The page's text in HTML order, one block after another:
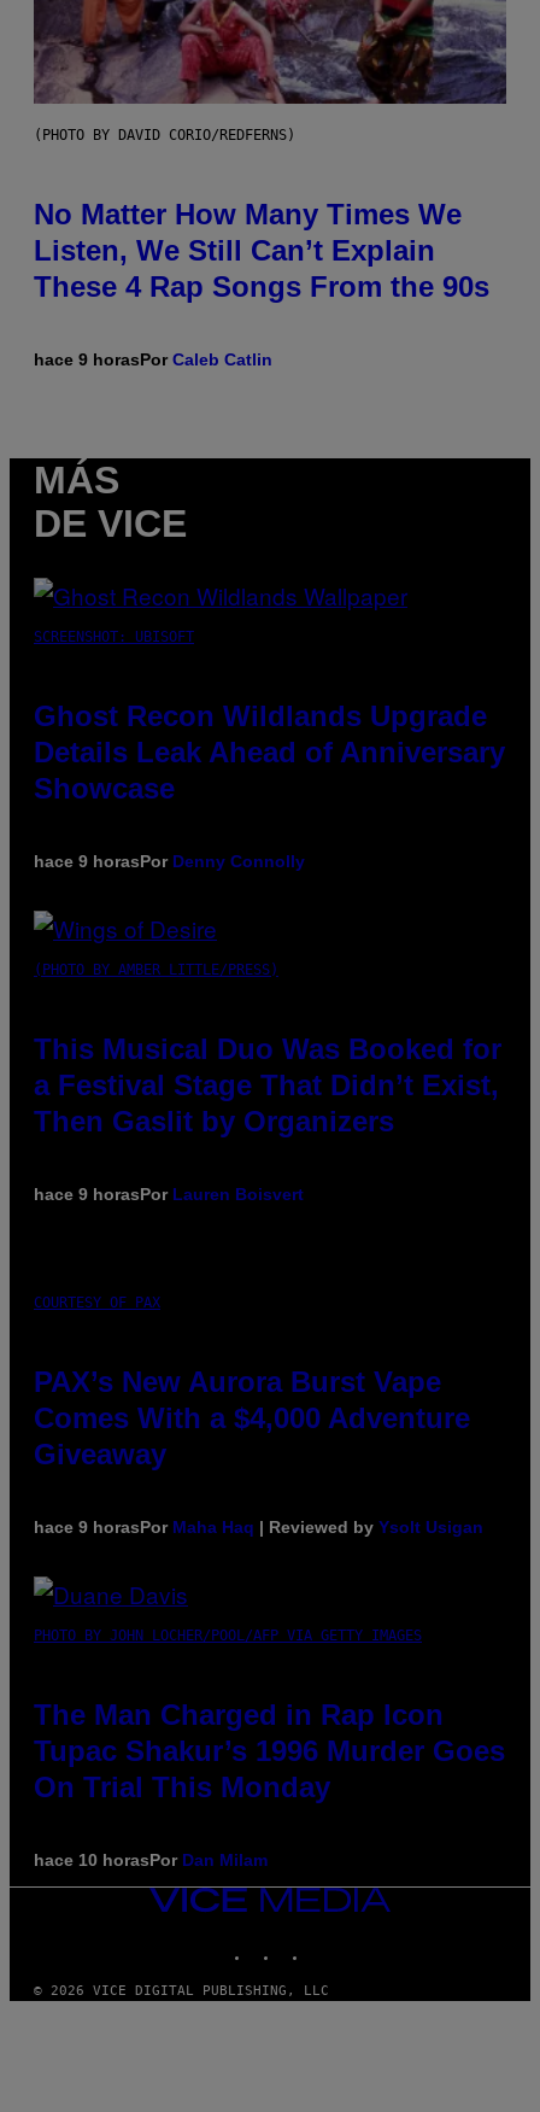
(PHOTO BY DAVID CORIO/REDFERNS)
No Matter How Many Times We
Listen, We Still Can’t Explain
These 4 Rap Songs From the 90s
hace 9 horasPorCaleb Catlin
MÁS
DE VICE
SCREENSHOT: UBISOFT
Ghost Recon Wildlands Upgrade
Details Leak Ahead of Anniversary
Showcase
hace 9 horasPor Denny Connolly
(PHOTO BY AMBER LITTLE/PRESS)
This Musical Duo Was Booked for
a Festival Stage That Didn’t Exist,
Then Gaslit by Organizers
hace 9 horasPor Lauren Boisvert
COURTESY OF PAX
PAX’s New Aurora Burst Vape
Comes With a $4,000 Adventure
Giveaway
hace 9 horasPor Maha Haq | Reviewed by Ysolt Usigan
PHOTO BY JOHN LOCHER/POOL/AFP VIA GETTY IMAGES
The Man Charged in Rap Icon
Tupac Shakur’s 1996 Murder Goes
On Trial This Monday
hace 10 horasPor Dan Milam
VICE
MEDIA
© 2026 VICE DIGITAL PUBLISHING, LLC